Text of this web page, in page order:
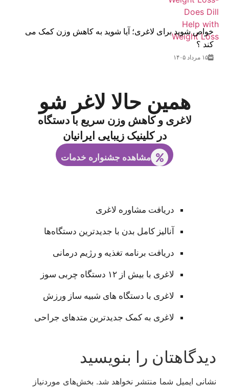
خواص شوید برای لاغری؛ آیا شوید به کاهش وزن کمک می‌
کند ؟
۱۵ مرداد ۱۴۰۵
همین حالا لاغر شو
لاغری و کاهش وزن سریع با دستگاه
در کلینیک زیبایی ایرانیان
مشاهده جشنواره خدمات
دریافت مشاوره لاغری
آنالیز کامل بدن با جدیدترین دستگاه‌ها
دریافت برنامه تغذیه و رژیم درمانی
لاغری با بیش از ۱۲ دستگاه چربی سوز
لاغری با دستگاه های شبیه ساز ورزش
لاغری به کمک جدیدترین متدهای جراحی
دیدگاهتان را بنویسید
نشانی ایمیل شما منتشر نخواهد شد. بخش‌های موردنیاز